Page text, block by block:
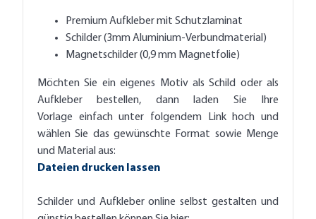
Premium Aufkleber mit Schutzlaminat
Schilder (3mm Aluminium-Verbundmaterial)
Magnetschilder (0,9 mm Magnetfolie)
Möchten Sie ein eigenes Motiv als Schild oder als
Aufkleber bestellen, dann laden Sie Ihre
Vorlage einfach unter folgendem Link hoch und
wählen Sie das gewünschte Format sowie Menge
und Material aus:
Dateien drucken lassen
Schilder und Aufkleber online selbst gestalten und